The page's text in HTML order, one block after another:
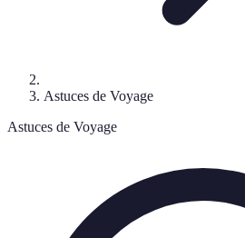
Astuces de Voyage
Astuces de Voyage